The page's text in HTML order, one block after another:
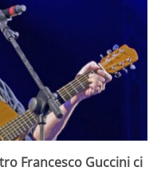
Francesco Guccini ci